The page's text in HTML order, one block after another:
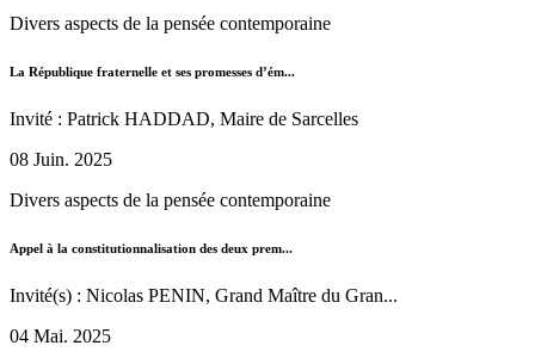
Divers aspects de la pensée contemporaine
La République fraternelle et ses promesses d’ém...
Invité : Patrick HADDAD, Maire de Sarcelles
08 Juin. 2025
Divers aspects de la pensée contemporaine
Appel à la constitutionnalisation des deux prem...
Invité(s) : Nicolas PENIN, Grand Maître du Gran...
04 Mai. 2025